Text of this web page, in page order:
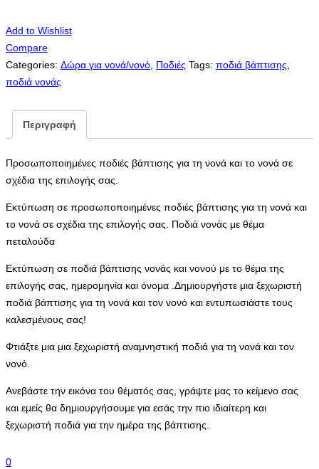
Add to Wishlist
Compare
Categories: Δώρα για νονά/νονό Ποδιές Tags: ποδιά βάπτισης
ποδιά νονάς
Περιγραφή
Προσωποποιημένες ποδιές βάπτισης για τη νονά και το νονά σε
σχέδια της επιλογής σας.
Εκτύπωση σε προσωποποιημένες ποδιές βάπτισης για τη νονά και
το νονά σε σχέδια της επιλογής σας. Ποδιά νονάς με θέμα
πεταλούδα
Εκτύπωση σε ποδιά βάπτισης νονάς και νονού με το θέμα της
επιλογής σας, ημερομηνία και όνομα .Δημιουργήστε μια ξεχωριστή
ποδιά βάπτισης για τη νονά και τον νονό και εντυπωσιάστε τους
καλεσμένους σας!
Φτιάξτε μια μια ξεχωριστή αναμνηστική ποδιά για τη νονά και τον
νονό.
Ανεβάστε την εικόνα του θέματός σας, γράψτε μας το κείμενο σας
και εμείς θα δημιουργήσουμε για εσάς την πιο ιδιαίτερη και
ξεχωριστή ποδιά για την ημέρα της βάπτισης.
0